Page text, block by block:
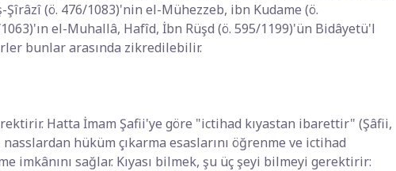
(ö. 476/1083)'nin el-Mühezzeb, ibn Kudame (ö.
el-Muhallâ, Hafîd, İbn Rüşd (ö. 595/1199)'ün Bidâyetü'l
bunlar arasında zikredilebilir.
Hatta İmam Şafii'ye göre "ictihad kıyastan ibarettir" (Şâfii,
nasslardan hüküm çıkarma esaslarını öğrenme ve ictihad
imkânını sağlar. Kıyası bilmek, şu üç şeyi bilmeyi gerektirir: